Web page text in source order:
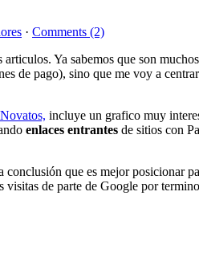
· Comments (2)
articulos. Ya sabemos que son
de pago), sino que me voy a
incluye un grafico muy
enlaces entrantes de sitios con
que es mejor posicionar
de parte de Google por